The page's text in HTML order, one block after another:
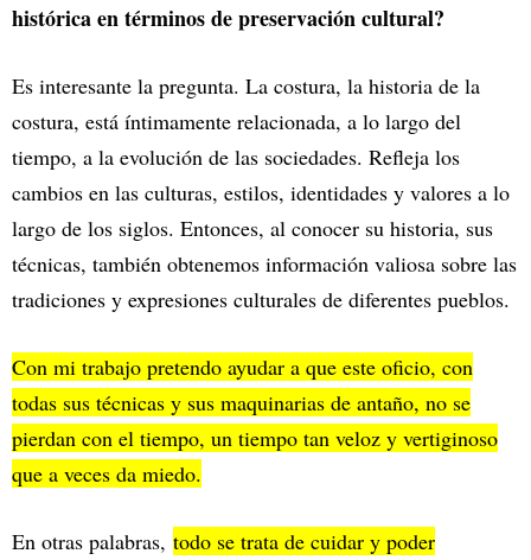
histórica en términos de preservación cultural?
Es interesante la pregunta. La costura, la historia de la
costura, está íntimamente relacionada, a lo largo del
tiempo, a la evolución de las sociedades. Refleja los
cambios en las culturas, estilos, identidades y valores a lo
largo de los siglos. Entonces, al conocer su historia, sus
técnicas, también obtenemos información valiosa sobre las
tradiciones y expresiones culturales de diferentes pueblos.
Con mi trabajo pretendo ayudar a que este oficio, con
todas sus técnicas y sus maquinarias de antaño, no se
pierdan con el tiempo, un tiempo tan veloz y vertiginoso
que a veces da miedo.
En otras palabras, todo se trata de cuidar y poder